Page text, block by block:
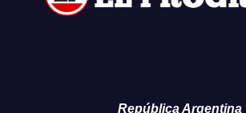
República Argentina